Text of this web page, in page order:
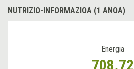
NUTRIZIO-INFORMAZIOA (1 ANOA)
Energia
708.72